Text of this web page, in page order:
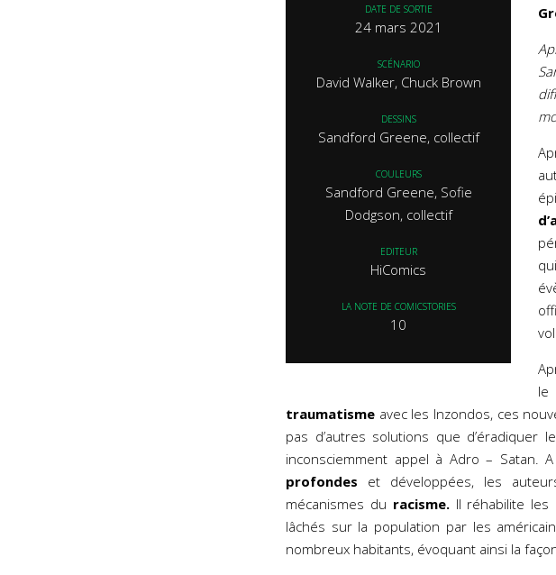
DATE DE SORTIE
24 mars 2021
SCÉNARIO
David Walker, Chuck Brown
DESSINS
Sandford Greene, collectif
COULEURS
Sandford Greene, Sofie
Dodgson, collectif
EDITEUR
HiComics
LA NOTE DE COMICSTORIES
10
le
traumatisme avec les Inzondos, ces
pas d’autres solutions que d’éradiquer
inconsciemment appel à Adro – Satan.
profondes et développées, les
mécanismes du racisme. Il réhabilite
lâchés sur la population par les
nombreux habitants, évoquant ainsi la